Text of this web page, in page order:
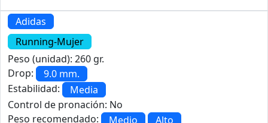
Adidas
Running-Mujer
Peso (unidad): 260 gr.
Drop:
9.0 mm.
Estabilidad:
Media
Control de pronación: No
Peso recomendado:
Medio
Alto